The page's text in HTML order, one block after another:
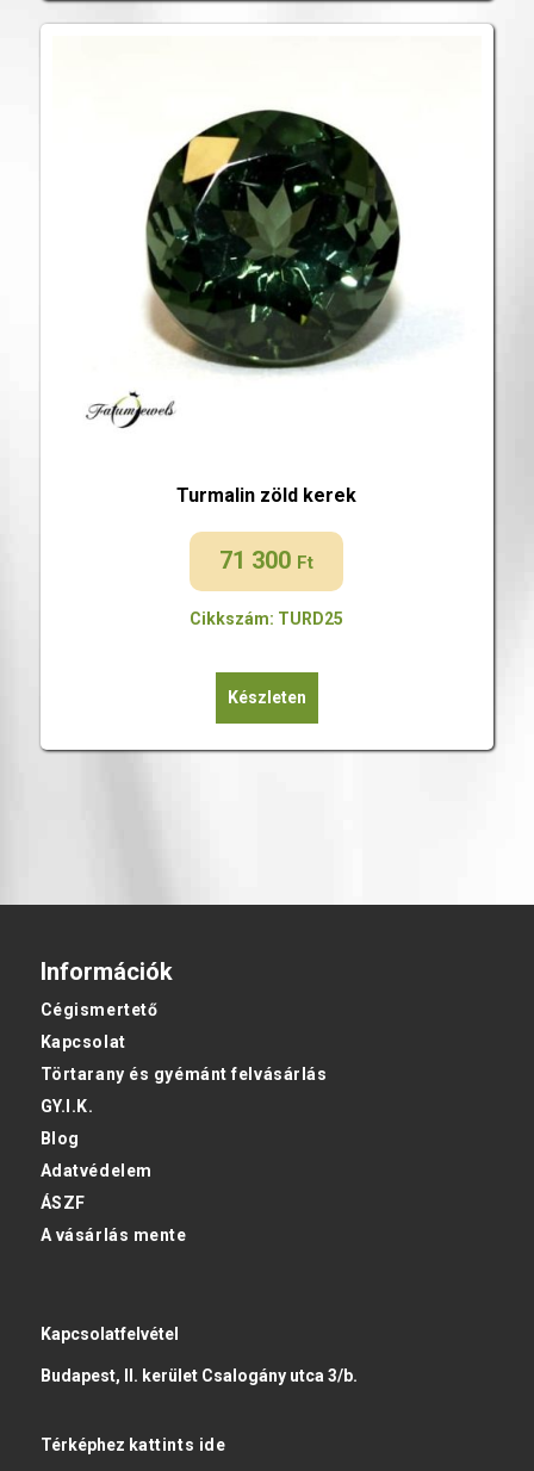
Turmalin zöld kerek
71 300 Ft
Cikkszám: TURD25
Készleten
Információk
Cégismertető
Kapcsolat
Törtarany és gyémánt felvásárlás
GY.I.K.
Blog
Adatvédelem
ÁSZF
A vásárlás mente
Kapcsolatfelvétel
Budapest, II. kerület Csalogány utca 3/b.
Térképhez kattints ide